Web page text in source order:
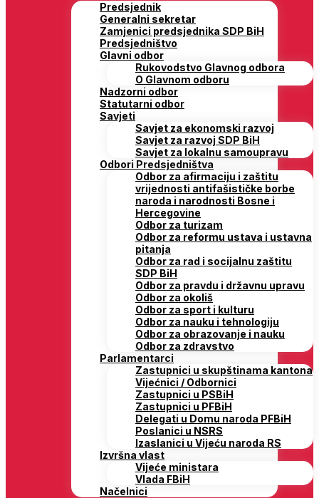
Predsjednik
Generalni sekretar
Zamjenici predsjednika SDP BiH
Predsjedništvo
Glavni odbor
Rukovodstvo Glavnog odbora
O Glavnom odboru
Nadzorni odbor
Statutarni odbor
Savjeti
Savjet za ekonomski razvoj
Savjet za razvoj SDP BiH
Savjet za lokalnu samoupravu
Odbori Predsjedništva
Odbor za afirmaciju i zaštitu
vrijednosti antifašističke borbe
naroda i narodnosti Bosne i
Hercegovine
Odbor za turizam
Odbor za reformu ustava i ustavna
pitanja
Odbor za rad i socijalnu zaštitu
SDP BiH
Odbor za pravdu i državnu upravu
Odbor za okoliš
Odbor za sport i kulturu
Odbor za nauku i tehnologiju
Odbor za obrazovanje i nauku
Odbor za zdravstvo
Parlamentarci
Zastupnici u skupštinama kantona
Vijećnici / Odbornici
Zastupnici u PSBiH
Zastupnici u PFBiH
Delegati u Domu naroda PFBiH
Poslanici u NSRS
Izaslanici u Vijeću naroda RS
Izvršna vlast
Vijeće ministara
Vlada FBiH
Načelnici